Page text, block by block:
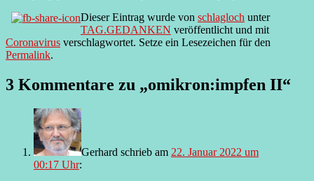
Dieser Eintrag wurde von schlagloch unter
TAG.GEDANKEN veröffentlicht und mit
Coronavirus verschlagwortet. Setze ein Lesezeichen für den
Permalink.
3 Kommentare zu „omikron:impfen II“
Gerhard schrieb am 22. Januar 2022 um
00:17 Uhr: